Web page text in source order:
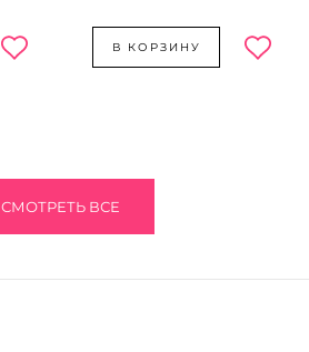
В КОРЗИНУ
СМОТРЕТЬ ВСЕ